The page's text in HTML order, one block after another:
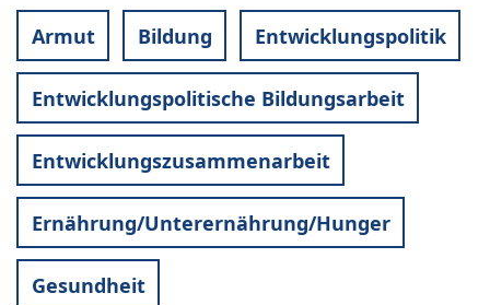
Armut Bildung Entwicklungspolitik
Entwicklungspolitische Bildungsarbeit
Entwicklungszusammenarbeit
Ernährung/Unterernährung/Hunger
Gesundheit